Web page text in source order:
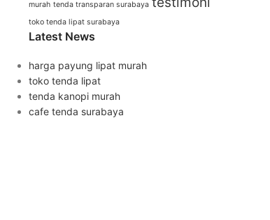
murah tenda transparan surabaya
toko tenda lipat surabaya
Latest News
harga payung lipat murah
toko tenda lipat
tenda kanopi murah
cafe tenda surabaya